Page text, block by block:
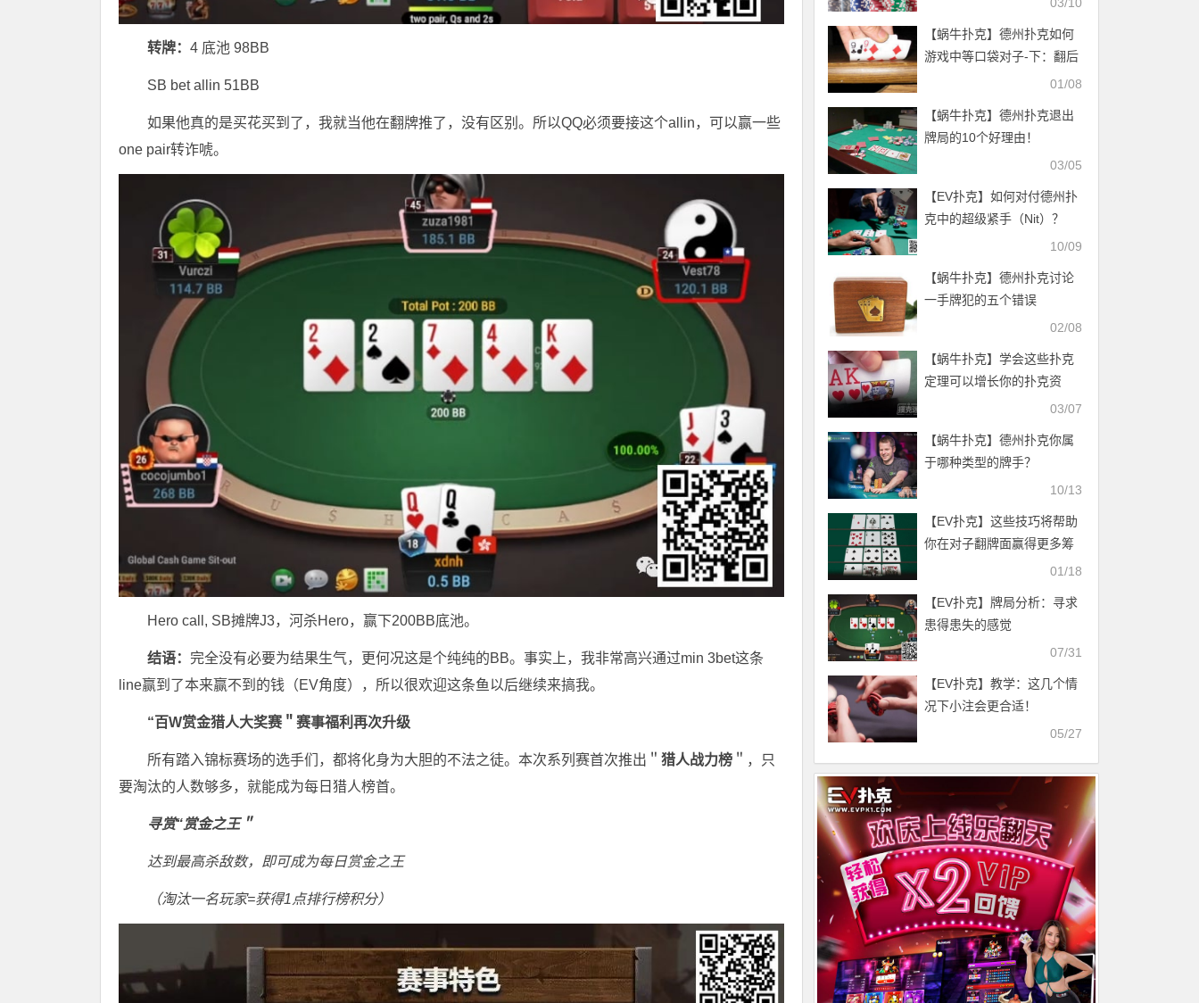
转牌： 4 底池 98BB
SB bet allin 51BB
如果他真的是买花买到了，我就当他在翻牌推了，没有区别。所以QQ必须要接这个allin，可以赢一些
one pair转诈唬。
Hero call, SB摊牌J3，河杀Hero，赢下200BB底池。
结语： 完全没有必要为结果生气，更何况这是个纯纯的BB。事实上，我非常高兴通过min 3bet这条
line赢到了本来赢不到的钱（EV角度），所以很欢迎这条鱼以后继续来搞我。
“百W赏金猎人大奖赛＂ 赛事福利再次升级
所有踏入锦标赛场的选手们，都将化身为大胆的不法之徒。本次系列赛首次推出＂ 猎人战力榜 ＂，只
要淘汰的人数够多，就能成为每日猎人榜首。
寻赏“赏金之王＂
达到最高杀敌数，即可成为每日赏金之王
（淘汰一名玩家=获得1点排行榜积分）
03/10
【蜗牛扑克】德州扑克如何
游戏中等口袋对子-下：翻后
01/08
【蜗牛扑克】德州扑克退出
牌局的10个好理由！
03/05
【EV扑克】如何对付德州扑
克中的超级紧手（Nit）？
10/09
【蜗牛扑克】德州扑克讨论
一手牌犯的五个错误
02/08
【蜗牛扑克】学会这些扑克
定理可以增长你的扑克资
03/07
【蜗牛扑克】德州扑克你属
于哪种类型的牌手？
10/13
【EV扑克】这些技巧将帮助
你在对子翻牌面赢得更多筹
01/18
【EV扑克】牌局分析：寻求
患得患失的感觉
07/31
【EV扑克】教学：这几个情
况下小注会更合适！
05/27